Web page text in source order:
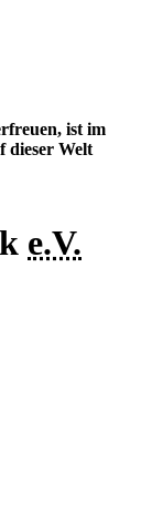
ist im
dieser Welt
e.V.